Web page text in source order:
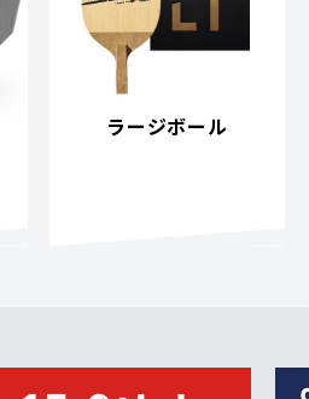
ラージボール